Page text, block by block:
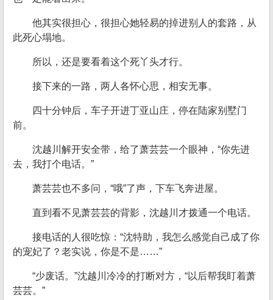
他其实很担心，很担心她轻易的掉进别人的套路，从
此死心塌地。
所以，还是要看着这个死丫头才行。
接下来的一路，两人各怀心思，相安无事。
四十分钟后，车子开进丁亚山庄，停在陆家别墅门
前。
沈越川解开安全带，给了萧芸芸一个眼神，“你先进
去，我打个电话。”
萧芸芸也不多问，“哦”了声，下车飞奔进屋。
直到看不见萧芸芸的背影，沈越川才拨通一个电话。
接电话的人很吃惊：“沈特助，我怎么感觉自己成了你
的宠妃了？老实说，你是不是……”
“少废话。”沈越川冷冷的打断对方，“以后帮我盯着萧
芸芸。”